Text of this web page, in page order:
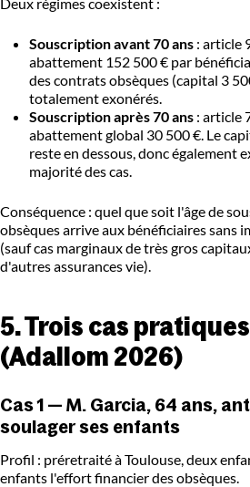
Deux régimes coexistent :
Souscription avant 70 ans : article
abattement 152 500 € par
des contrats obsèques (capital 3
totalement exonérés.
Souscription après 70 ans : article
abattement global 30 500 €. Le
reste en dessous, donc également
majorité des cas.
Conséquence : quel que soit l'âge de
obsèques arrive aux bénéficiaires sans
(sauf cas marginaux de très gros
d'autres assurances vie).
5. Trois cas
(Adallom 2026)
Cas 1 — M. Garcia, 64 ans,
soulager ses enfants
Profil : préretraité à Toulouse, deux
enfants l'effort financier des obsèques.